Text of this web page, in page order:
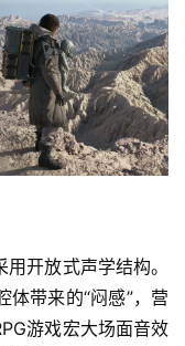
开放式声学结构。
体带来的“闷感”，营
游戏宏大场面音效